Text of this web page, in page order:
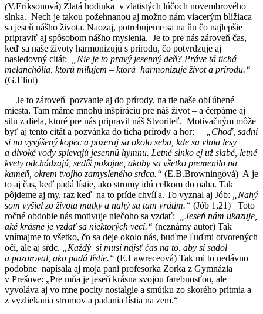
(V.Eriksonová) Zlatá hodinka v zlatistých lúčoch novembrového
slnka. Nech je takou požehnanou aj možno nám viacerým blížiaca
sa jeseň nášho života. Naozaj, potrebujeme sa na ňu čo najlepšie
pripraviť aj spôsobom nášho myslenia. Je to pre nás zároveň čas,
keď sa naše životy harmonizujú s prírodu, čo potvrdzuje aj
nasledovný citát:
„Nie je to pravý jesenný deň? Práve tá tichá
melanchólia, ktorú milujem – ktorá harmonizuje život a prírodu.“
(G.Eliot)
Je to zároveň pozvanie aj do prírody, na tie naše obľúbené
miesta. Tam máme mnohú inšpiráciu pre náš život – a čerpáme aj
silu z diela, ktoré pre nás pripravil náš Stvoriteľ. Motivačným môže
byť aj tento citát a pozvánka do ticha prírody a hor:
„Choď, sadni
si na vyvýšený kopec a pozeraj sa okolo seba, kde sa vlnia lesy
a divoké vody spievajú jesennú hymnu. Letné slnko ej už slabé, letné
kvety odchádzajú, sedíš pokojne, akoby sa všetko premenilo na
kameň, okrem tvojho zamysleného srdca.“ (E.B.Browningová) A je
to aj čas, keď padá lístie, ako stromy idú celkom do naha. Tak
pôjdeme aj my, raz keď na to príde chvíľa. To vyznal aj Jób:
„Nahý
som vyšiel zo života matky a nahý sa tam vrátim.“ (Jób 1,21) Toto
ročné obdobie nás motivuje niečoho sa vzdať:
„Jeseň nám ukazuje,
aké krásne je vzdať sa niektorých vecí.“ (neznámy autor) Tak
vnímajme to všetko, čo sa deje okolo nás, buďme ľuďmi otvorených
očí, ale aj sŕdc.
„Každý si musí nájsť čas na to, aby si sadol
a pozoroval, ako padá lístie.“ (E.Lawreceová) Tak mi to nedávno
podobne napísala aj moja pani profesorka Zorka z Gymnázia
v Prešove: „Pre mňa je jeseň krásna svojou farebnosťou, ale
vyvoláva aj vo mne pocity nostalgie a smútku zo skorého prítmia a
z vyzliekania stromov a padania lístia na zem.“